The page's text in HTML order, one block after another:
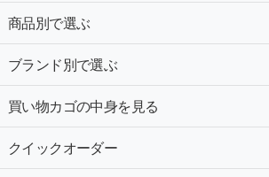
商品別で選ぶ
ブランド別で選ぶ
買い物カゴの中身を見る
クイックオーダー